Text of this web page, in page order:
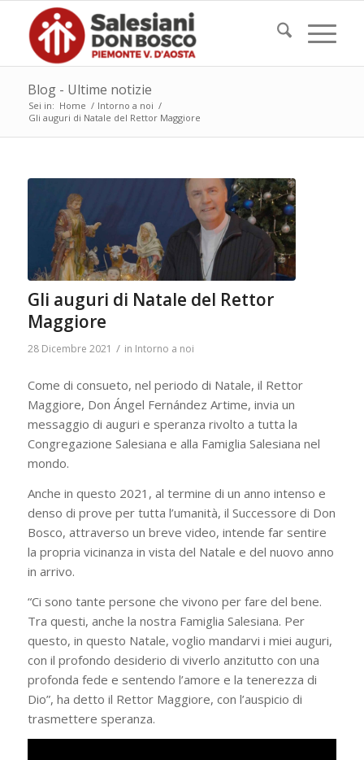
Blog - Ultime notizie
Sei in: Home / Intorno a noi /
Gli auguri di Natale del Rettor Maggiore
Gli auguri di Natale del Rettor
Maggiore
28 Dicembre 2021 / in Intorno a noi
Come di consueto, nel periodo di Natale, il Rettor
Maggiore, Don Ángel Fernández Artime, invia un
messaggio di auguri e speranza rivolto a tutta la
Congregazione Salesiana e alla Famiglia Salesiana nel
mondo.
Anche in questo 2021, al termine di un anno intenso e
denso di prove per tutta l’umanità, il Successore di Don
Bosco, attraverso un breve video, intende far sentire
la propria vicinanza in vista del Natale e del nuovo anno
in arrivo.
“Ci sono tante persone che vivono per fare del bene.
Tra questi, anche la nostra Famiglia Salesiana. Per
questo, in questo Natale, voglio mandarvi i miei auguri,
con il profondo desiderio di viverlo anzitutto con una
profonda fede e sentendo l’amore e la tenerezza di
Dio”, ha detto il Rettor Maggiore, con l’auspicio di
trasmettere speranza.